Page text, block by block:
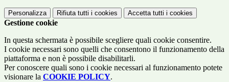
Personalizza Rifiuta tutti i cookies Accetta tutti i cookies
Gestione cookie
In questa schermata è possibile scegliere quali cookie consentire.
I cookie necessari sono quelli che consentono il funzionamento della
piattaforma e non è possibile disabilitarli.
Per conoscere quali sono i cookie necessari al funzionamento potete
visionare la COOKIE POLICY.